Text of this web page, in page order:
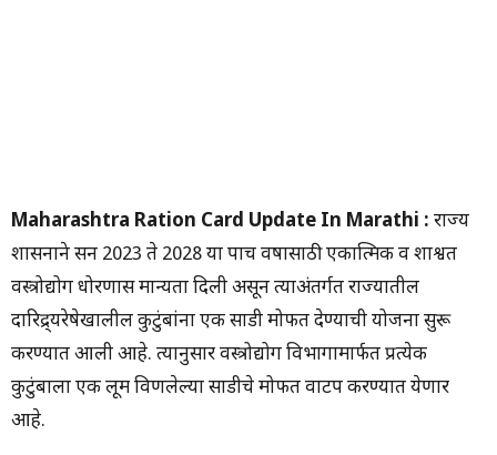
Maharashtra Ration Card Update In Marathi : राज्य
शासनाने सन 2023 ते 2028 या पाच वर्षांसाठी एकात्मिक व शाश्वत
वस्त्रोद्योग धोरणास मान्यता दिली असून त्याअंतर्गत राज्यातील
दारिद्र्यरेषेखालील कुटुंबांना एक साडी मोफत देण्याची योजना सुरू
करण्यात आली आहे. त्यानुसार वस्त्रोद्योग विभागामार्फत प्रत्येक
कुटुंबाला एक लूम विणलेल्या साडीचे मोफत वाटप करण्यात येणार
आहे.